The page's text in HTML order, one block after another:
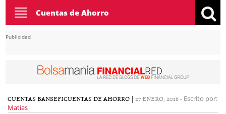
Toggle
navigation
Cuentas de Ahorro
Publicidad
CUENTAS BANSEFICUENTAS DE AHORRO | 27 ENERO, 2016- Escrito por:
Matias